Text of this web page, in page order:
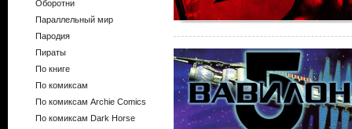
Оборотни
Параллельный мир
Пародия
Пираты
По книге
По комиксам
По комиксам Archie Comics
По комиксам Dark Horse